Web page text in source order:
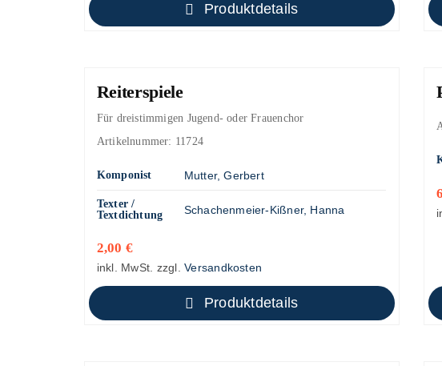
Produktdetails
Reiterspiele
Für dreistimmigen Jugend- oder Frauenchor
Artikelnummer: 11724
Komponist Mutter, Gerbert
Texter /
Textdichtung
Schachenmeier-Kißner, Hanna
2,00€
inkl. MwSt. zzgl.Versandkosten
Produktdetails